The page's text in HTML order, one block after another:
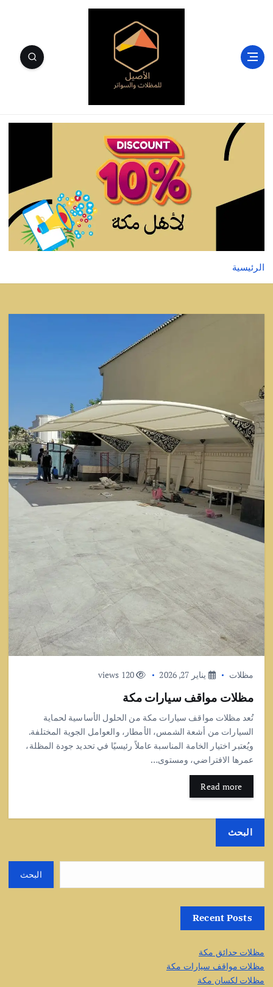
الرئيسية
مظلات يناير 27, 2026 120 views
مظلات مواقف سيارات مكة
تُعد مظلات مواقف سيارات مكة من الحلول الأساسية لحماية
السيارات من أشعة الشمس، الأمطار، والعوامل الجوية المختلفة.
ويُعتبر اختيار الخامة المناسبة عاملاً رئيسيًا في تحديد جودة المظلة،
عمرها الافتراضي، ومستوى…
Read more
البحث
البحث
Recent Posts
مظلات حدائق مكة
مظلات مواقف سيارات مكة
مظلات لكسان مكة